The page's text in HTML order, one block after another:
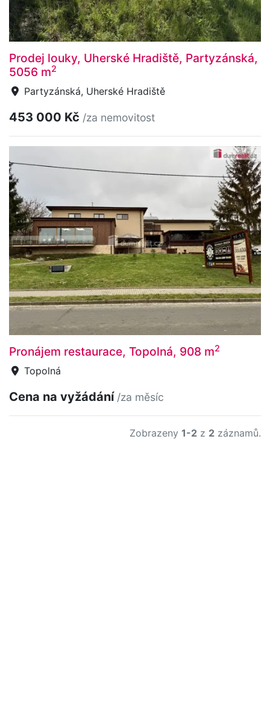
Prodej louky, Uherské Hradiště, Partyzánská,
5056 m2
Partyzánská, Uherské Hradiště
453 000 Kč /za nemovitost
Pronájem restaurace, Topolná, 908 m2
Topolná
Cena na vyžádání /za měsíc
Zobrazeny 1-2 z 2 záznamů.